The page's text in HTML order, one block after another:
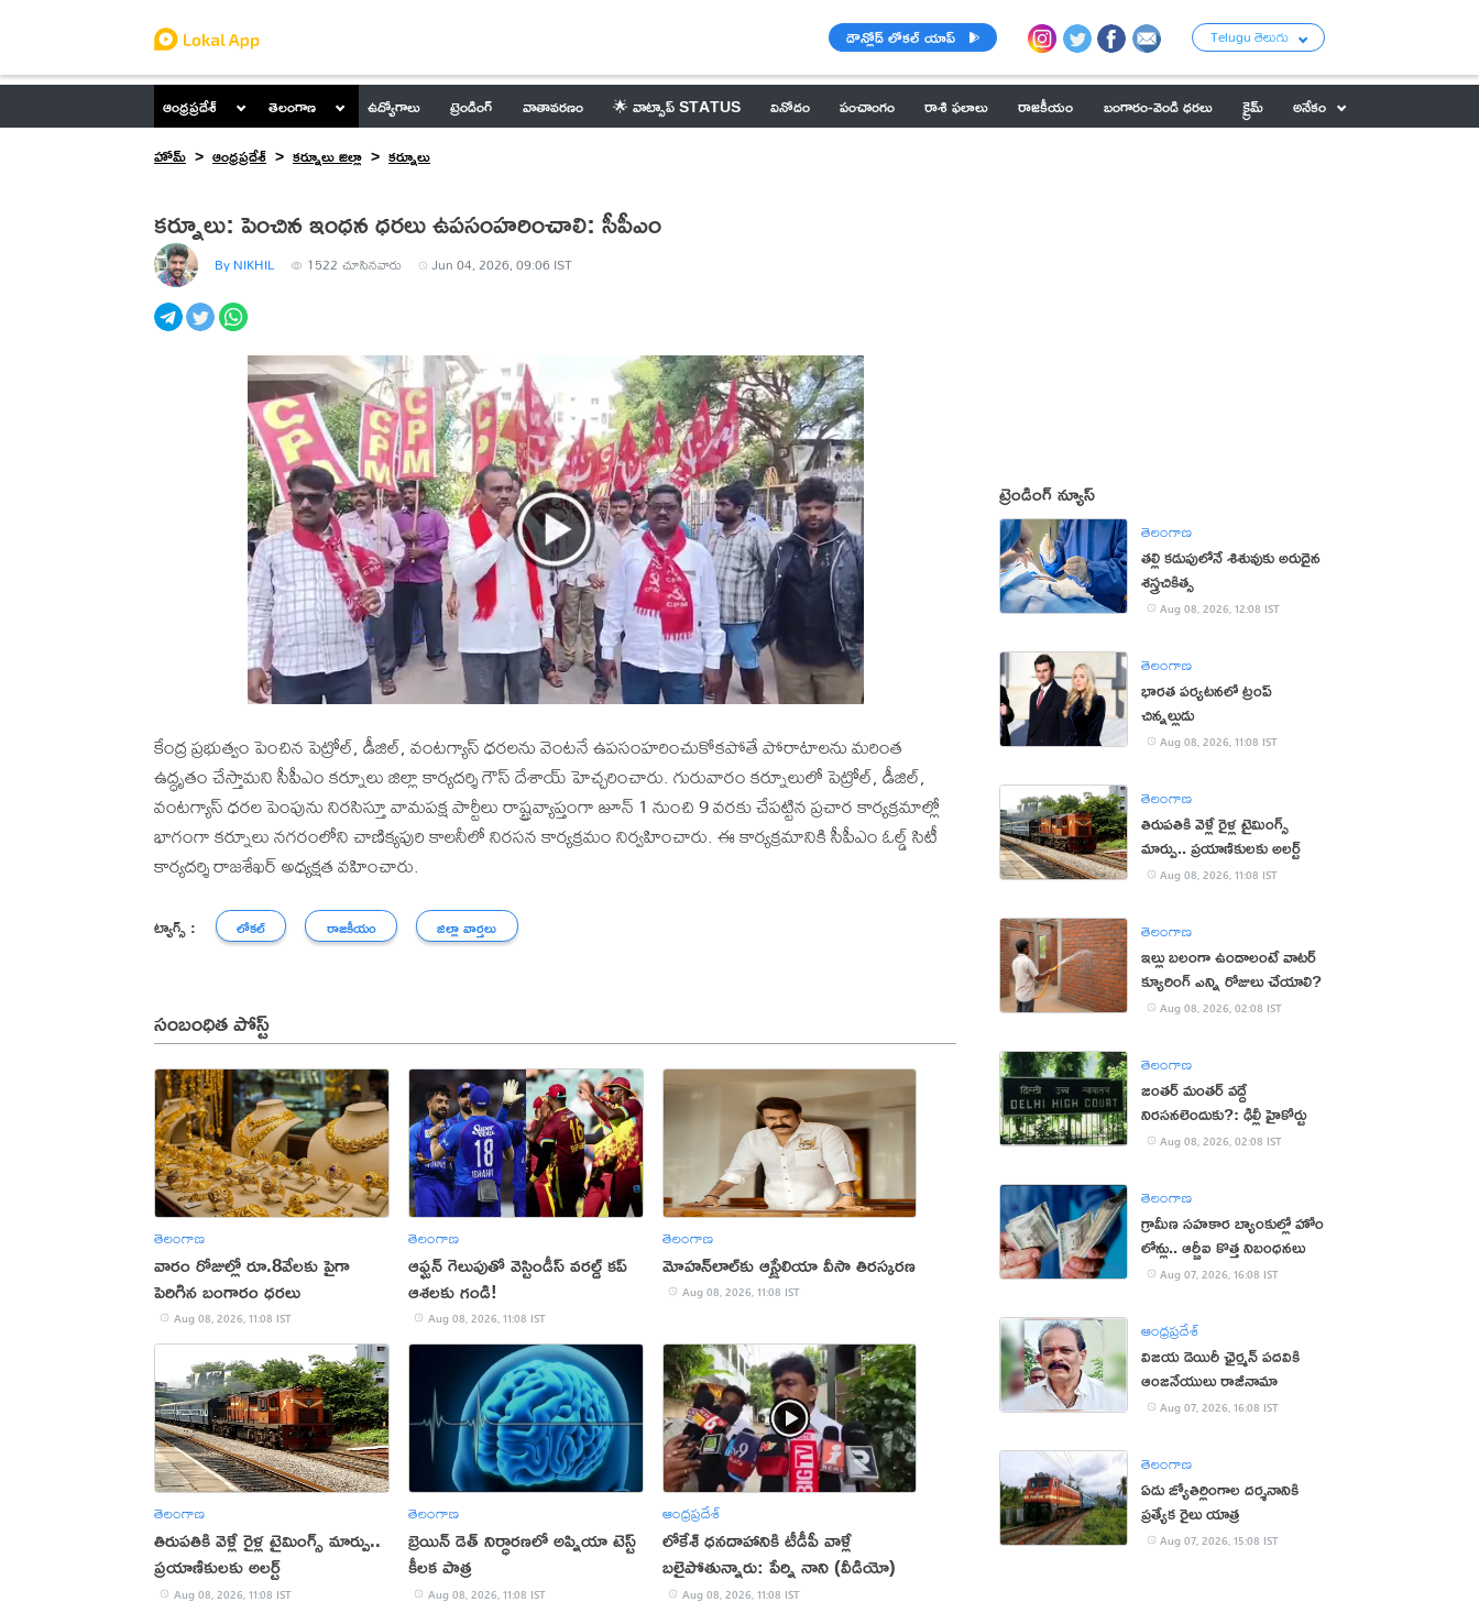
డౌన్లోడ్ లోకల్ యాప్ Telugu తెలుగు
ఆంధ్రప్రదేశ్ తెలంగాణ ఉద్యోగాలు ట్రెండింగ్ వాతావరణం 🌟 వాట్సాప్ STATUS వినోదం పంచాంగం రాశి ఫలాలు రాజకీయం బంగారం-వెండి ధరలు క్రైమ్
అనేకం
హోమ్
ఆంధ్రప్రదేశ్ కర్నూలు జిల్లా కర్నూలు
కర్నూలు: పెంచిన ఇంధన ధరలు ఉపసంహరించాలి: సీపీఎం
By NIKHIL 1522 చూసినవారు Jun 04, 2026, 09:06 IST
కేంద్ర ప్రభుత్వం పెంచిన పెట్రోల్, డీజిల్, వంటగ్యాస్ ధరలను వెంటనే ఉపసంహరించుకోకపోతే పోరాటాలను మరింత
ఉద్ధృతం చేస్తామని సీపీఎం కర్నూలు జిల్లా కార్యదర్శి గౌస్ దేశాయ్ హెచ్చరించారు. గురువారం కర్నూలులో పెట్రోల్, డీజిల్,
వంటగ్యాస్ ధరల పెంపును నిరసిస్తూ వామపక్ష పార్టీలు రాష్ట్రవ్యాప్తంగా జూన్ 1 నుంచి 9 వరకు చేపట్టిన ప్రచార కార్యక్రమాల్లో
భాగంగా కర్నూలు నగరంలోని చాణిక్యపురి కాలనీలో నిరసన కార్యక్రమం నిర్వహించారు. ఈ కార్యక్రమానికి సీపీఎం ఓల్డ్ సిటీ
కార్యదర్శి రాజశేఖర్ అధ్యక్షత వహించారు.
ట్యాగ్స్ : లోకల్ రాజకీయం జిల్లా వార్తలు
సంబంధిత పోస్ట్
తెలంగాణ
వారం రోజుల్లో రూ.8వేలకు పైగా
పెరిగిన బంగారం ధరలు
Aug 08, 2026, 11:08 IST
తెలంగాణ
ఆఫ్ఘన్ గెలుపుతో వెస్టిండీస్ వరల్డ్ కప్
ఆశలకు గండి!
Aug 08, 2026, 11:08 IST
తెలంగాణ
మోహన్‌లాల్‌కు ఆస్ట్రేలియా వీసా తిరస్కరణ
Aug 08, 2026, 11:08 IST
తెలంగాణ
తిరుపతికి వెళ్లే రైళ్ల టైమింగ్స్ మార్పు..
ప్రయాణికులకు అలర్ట్
Aug 08, 2026, 11:08 IST
తెలంగాణ
బ్రెయిన్ డెత్ నిర్ధారణలో అప్నియా టెస్ట్
కీలక పాత్ర
Aug 08, 2026, 11:08 IST
ఆంధ్రప్రదేశ్
లోకేశ్ ధనదాహానికి టీడీపీ వాళ్లే
బలైపోతున్నారు: పేర్ని నాని (వీడియో)
Aug 08, 2026, 11:08 IST
ట్రెండింగ్ న్యూస్
తెలంగాణ
తల్లి కడుపులోనే శిశువుకు అరుదైన
శస్త్రచికిత్స
Aug 08, 2026, 12:08 IST
తెలంగాణ
భారత పర్యటనలో ట్రంప్‌
చిన్నల్లుడు
Aug 08, 2026, 11:08 IST
తెలంగాణ
తిరుపతికి వెళ్లే రైళ్ల టైమింగ్స్
మార్పు.. ప్రయాణికులకు అలర్ట్
Aug 08, 2026, 11:08 IST
తెలంగాణ
ఇల్లు బలంగా ఉండాలంటే వాటర్
క్యూరింగ్ ఎన్ని రోజులు చేయాలి?
Aug 08, 2026, 02:08 IST
తెలంగాణ
జంతర్ మంతర్ వద్దే
నిరసనలెందుకు?: ఢిల్లీ హైకోర్టు
Aug 08, 2026, 02:08 IST
తెలంగాణ
గ్రామీణ సహకార బ్యాంకుల్లో హోం
లోన్లు.. ఆర్బీఐ కొత్త నిబంధనలు
Aug 07, 2026, 16:08 IST
ఆంధ్రప్రదేశ్
విజయ డెయిరీ ఛైర్మన్ పదవికి
ఆంజనేయులు రాజీనామా
Aug 07, 2026, 16:08 IST
తెలంగాణ
ఏడు జ్యోతిర్లింగాల దర్శనానికి
ప్రత్యేక రైలు యాత్ర
Aug 07, 2026, 15:08 IST